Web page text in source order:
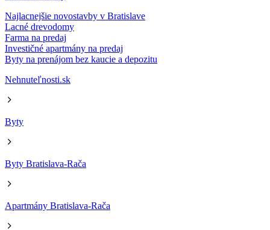
Najlacnejšie novostavby v Bratislave
Lacné drevodomy
Farma na predaj
Investičné apartmány na predaj
Byty na prenájom bez kaucie a depozitu
Nehnuteľnosti.sk
Byty
Byty Bratislava-Rača
Apartmány Bratislava-Rača